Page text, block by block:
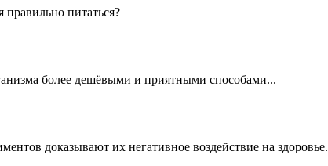
питаться?
более дешёвыми и приятными способами...
доказывают их негативное воздействие на здоровье.